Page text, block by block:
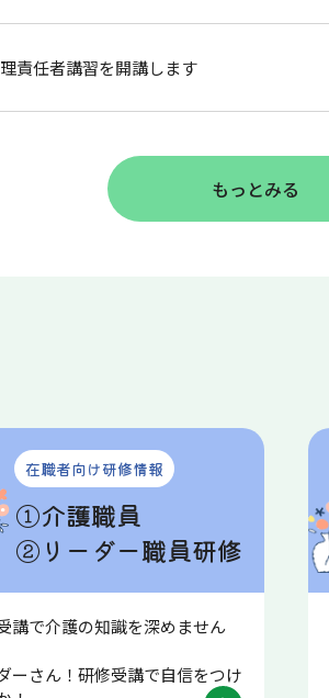
責任者講習を開講します
もっとみる
在職者向け研修情報
①介護職員
②リーダー職員研修
講で介護の知識を深めません
！
ーさん！研修受講で自信をつけ